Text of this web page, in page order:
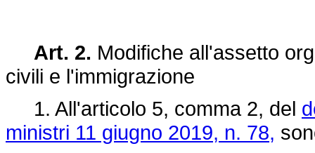
Art. 2. Modifiche all'assetto
civili e l'immigrazione
1. All'articolo 5, comma 2, del
ministri 11 giugno 2019, n. 78,